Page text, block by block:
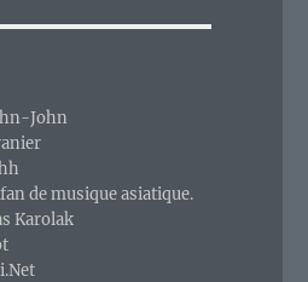
John
de musique asiatique.
Karolak